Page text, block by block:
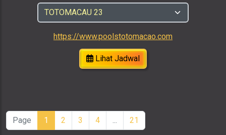
https://www.poolstotomacao.com
Lihat Jadwal
Page 1 2 3 4 ... 21